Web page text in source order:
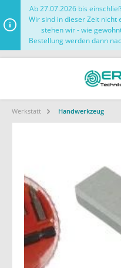
Ab 27.07.2026 bis
Wir sind in dieser Zeit nicht
stehen wir - wie
Bestellung werden dann
Werkstatt Handwerkzeug